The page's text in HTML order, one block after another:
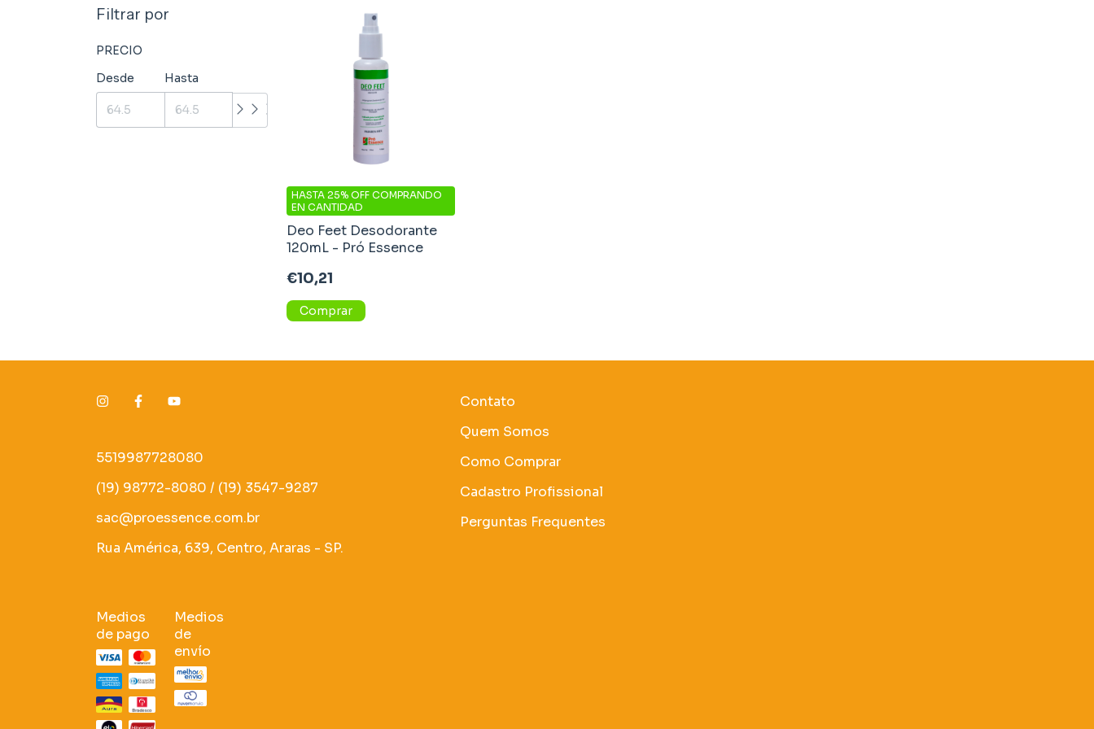
Filtrar por
PRECIO
Desde
Hasta
Deo Feet Desodorante
120mL - Pró Essence
€10,21
HASTA 25% OFF COMPRANDO
EN CANTIDAD
5519987728080
(19) 98772-8080 / (19) 3547-9287
sac@proessence.com.br
Rua América, 639, Centro, Araras - SP.
Contato
Quem Somos
Como Comprar
Cadastro Profissional
Perguntas Frequentes
Medios
de pago
Medios
de
envío